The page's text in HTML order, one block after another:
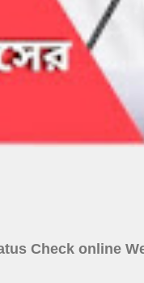
Status Check online